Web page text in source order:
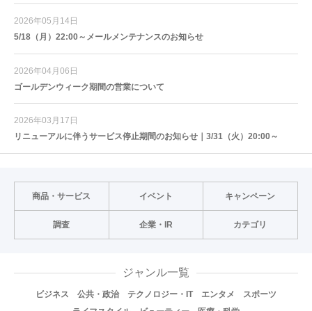
2026年05月14日
5/18（月）22:00～メールメンテナンスのお知らせ
2026年04月06日
ゴールデンウィーク期間の営業について
2026年03月17日
リニューアルに伴うサービス停止期間のお知らせ｜3/31（火）20:00～
商品・サービス イベント キャンペーン
調査 企業・IR カテゴリ
ジャンル一覧
ビジネス 公共・政治 テクノロジー・IT エンタメ
スポーツ